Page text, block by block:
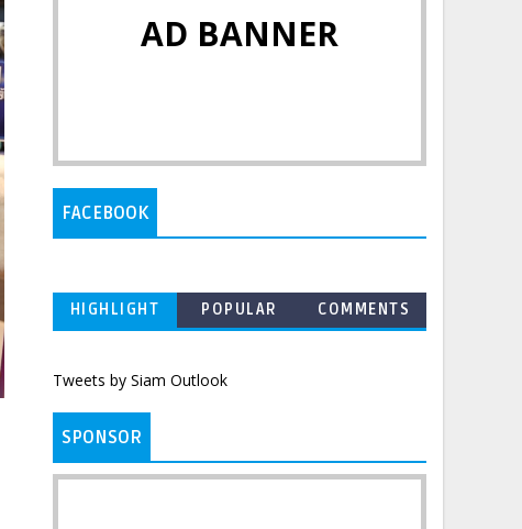
AD BANNER
FACEBOOK
HIGHLIGHT POPULAR COMMENTS
Tweets by Siam Outlook
SPONSOR